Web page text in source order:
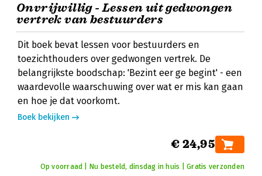
Onvrijwillig - Lessen uit gedwongen
vertrek van bestuurders
Dit boek bevat lessen voor bestuurders en
toezichthouders over gedwongen vertrek. De
belangrijkste boodschap: 'Bezint eer ge begint' - een
waardevolle waarschuwing over wat er mis kan gaan
en hoe je dat voorkomt.
Boek bekijken
€ 24,95
Op voorraad | Nu besteld, dinsdag in huis | Gratis verzonden